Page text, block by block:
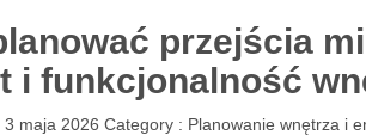
przejścia
i funkcjonalność
3 maja 2026 Category : Planowanie wnętrza i